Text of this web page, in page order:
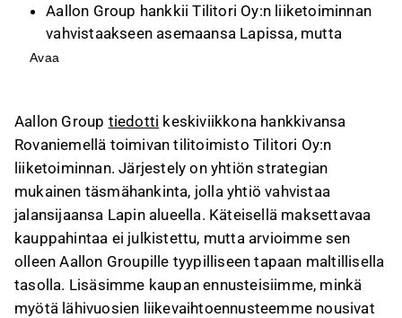
Aallon Group hankkii Tilitori Oy:n liiketoiminnan
vahvistaakseen asemaansa Lapissa, mutta
kauppahintaa ei julkistettu.
tulosennusteet 1-2 % lähivuosille.
Tilitori Oy:n liikevaihto kasvoi 10 % viime
tilikaudella, ja sen kannattavuus oli
poikkeuksellisen hyvä, mutta ei odoteta
jatkuvan samalla tasolla Aallon Groupin alla.
Kauppa tuo Aallon Groupille neljä uutta
työntekijää ja mahdollistaa kulusynergioita
Rovaniemellä.
Avaa
Aallon Group tiedotti keskiviikkona hankkivansa
Rovaniemellä toimivan tilitoimisto Tilitori Oy:n
liiketoiminnan. Järjestely on yhtiön strategian
mukainen täsmähankinta, jolla yhtiö vahvistaa
jalansijaansa Lapin alueella. Käteisellä maksettavaa
kauppahintaa ei julkistettu, mutta arvioimme sen
olleen Aallon Groupille tyypilliseen tapaan maltillisella
tasolla. Lisäsimme kaupan ennusteisiimme, minkä
myötä lähivuosien liikevaihtoennusteemme nousivat